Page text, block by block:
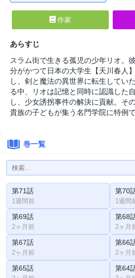
作家
あらすじ
スラム街で生きる孤児の少年リオ。
分がかつて日本の大学生【天川春人
し、剣と魔法の異世界に転生してい
る中、リオは記憶と同時に認識した
し、少女誘拐事件の解決に貢献。そ
貴族の子どもが集う名門学院に特例
巻一覧
第71話
1週間前
第70
1週間
第69話
2ヶ月前
第68
2ヶ月
第67話
2ヶ月前
第66
2ヶ月
第65話 第64